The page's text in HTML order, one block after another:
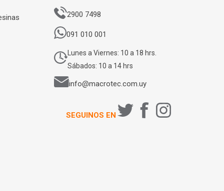
2900 7498
091 010 001
Lunes a Viernes: 10 a 18 hrs.
Sábados: 10 a 14 hrs
info@macrotec.com.uy
SEGUINOS EN